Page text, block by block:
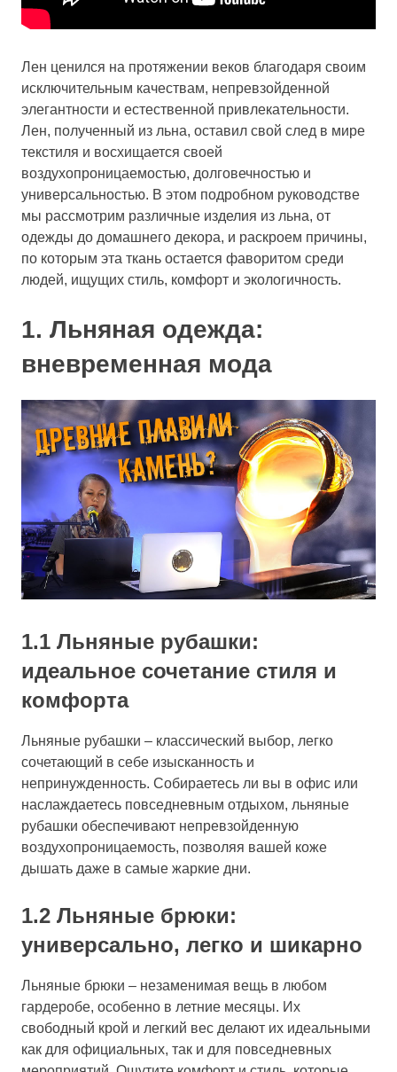
Лен ценился на протяжении веков благодаря своим
исключительным качествам, непревзойденной
элегантности и естественной привлекательности.
Лен, полученный из льна, оставил свой след в мире
текстиля и восхищается своей
воздухопроницаемостью, долговечностью и
универсальностью. В этом подробном руководстве
мы рассмотрим различные изделия из льна, от
одежды до домашнего декора, и раскроем причины,
по которым эта ткань остается фаворитом среди
людей, ищущих стиль, комфорт и экологичность.
1. Льняная одежда:
вневременная мода
1.1 Льняные рубашки:
идеальное сочетание стиля и
комфорта
Льняные рубашки – классический выбор, легко
сочетающий в себе изысканность и
непринужденность. Собираетесь ли вы в офис или
наслаждаетесь повседневным отдыхом, льняные
рубашки обеспечивают непревзойденную
воздухопроницаемость, позволяя вашей коже
дышать даже в самые жаркие дни.
1.2 Льняные брюки:
универсально, легко и шикарно
Льняные брюки – незаменимая вещь в любом
гардеробе, особенно в летние месяцы. Их
свободный крой и легкий вес делают их идеальными
как для официальных, так и для повседневных